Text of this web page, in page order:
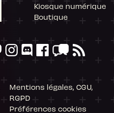
Kiosque numérique
Boutique
Mentions légales, CGU,
RGPD
Préférences cookies